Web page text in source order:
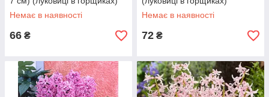
Немає в наявності
66 ₴
Немає в наявності
72 ₴